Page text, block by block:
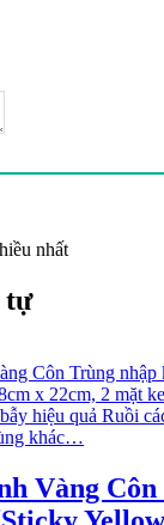
nhất
tự
Vàng